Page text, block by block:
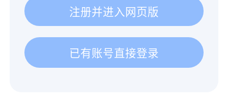
注册并进入网页版
已有账号直接登录